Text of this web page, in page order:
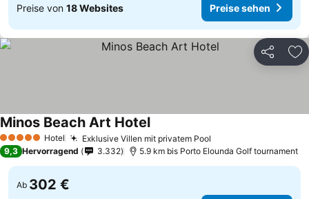
Preise von 18 Websites Preise sehen
Teilen
5 Sterne Hotel Exklusive Villen mit privatem Pool
Minos Beach Art Hotel
9,3 Hervorragend 3.332 5.9 km bis Porto Elounda Golf tournament
Ab 302 €